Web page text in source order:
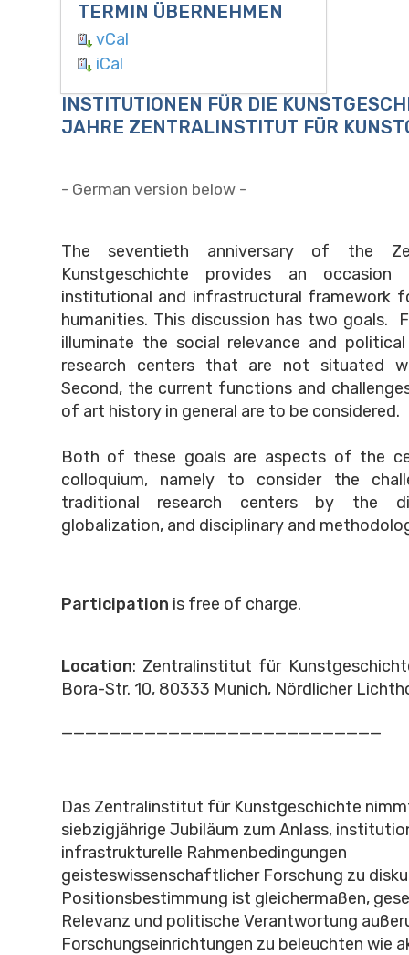
TERMIN ÜBERNEHMEN
vCal
iCal
INSTITUTIONEN FÜR DIE
JAHRE ZENTRALINSTITUT FÜR
- German version below -
The seventieth anniversary of the
Kunstgeschichte provides an
institutional and infrastructural framework
humanities. This discussion has two goals.
illuminate the social relevance and
research centers that are not situated
Second, the current functions and
of art history in general are to be considered.
Both of these goals are aspects of the
colloquium, namely to consider the
traditional research centers by the
globalization, and disciplinary and
Participation is free of charge.
Location: Zentralinstitut für
Bora-Str. 10, 80333 Munich, Nördlicher
___________________________
Das Zentralinstitut für Kunstgeschichte
siebzigjährige Jubiläum zum Anlass,
infrastrukturelle Rahmenbedingungen
geisteswissenschaftlicher Forschung zu
Positionsbestimmung ist gleichermaßen,
Relevanz und politische Verantwortung
Forschungseinrichtungen zu beleuchten wie